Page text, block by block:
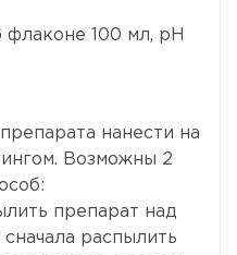
флаконе 100 мл, рН
нанести на
Возможны 2
препарат над
распылить